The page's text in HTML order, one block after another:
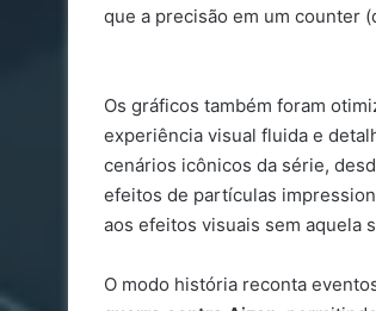
que a precisão em um counter
Os gráficos também foram
experiência visual fluida e
cenários icônicos da série,
efeitos de partículas
aos efeitos visuais sem aquela
O modo história reconta